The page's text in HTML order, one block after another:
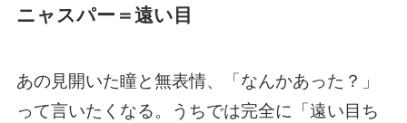
ニャスパー＝遠い目
あの見開いた瞳と無表情、「なんかあった？」
って言いたくなる。うちでは完全に「遠い目ち